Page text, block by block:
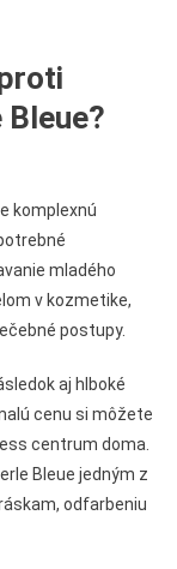
komplexnú
mladého
v kozmetike,
postupy.
aj hlboké
cenu si môžete
centrum doma.
Bleue jedným z
odfarbeniu